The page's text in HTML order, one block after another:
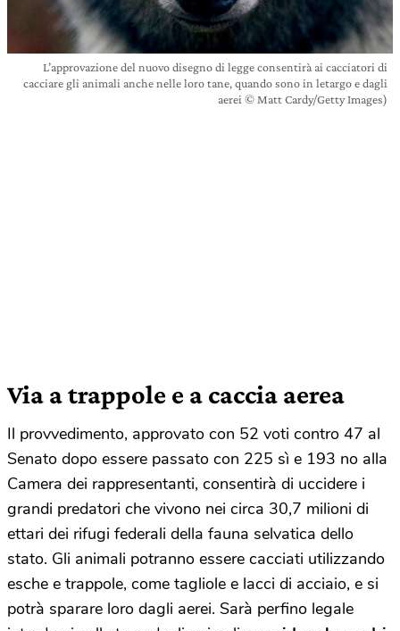
L’approvazione del nuovo disegno di legge consentirà ai cacciatori di
cacciare gli animali anche nelle loro tane, quando sono in letargo e dagli
aerei © Matt Cardy/Getty Images)
Via a trappole e a caccia aerea
Il provvedimento, approvato con 52 voti contro 47 al
Senato dopo essere passato con 225 sì e 193 no alla
Camera dei rappresentanti, consentirà di uccidere i
grandi predatori che vivono nei circa 30,7 milioni di
ettari dei rifugi federali della fauna selvatica dello
stato. Gli animali potranno essere cacciati utilizzando
esche e trappole, come tagliole e lacci di acciaio, e si
potrà sparare loro dagli aerei. Sarà perfino legale